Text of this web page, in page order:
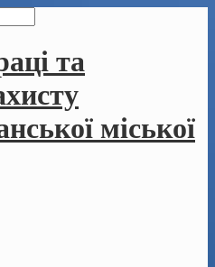
та
міської